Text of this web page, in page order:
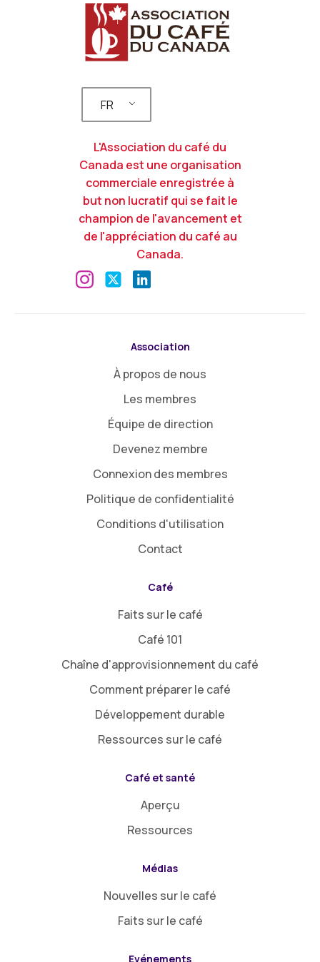
FR
L'Association du café du
Canada est une organisation
commerciale enregistrée à
but non lucratif qui se fait le
champion de l'avancement et
de l'appréciation du café au
Canada.
Association
À propos de nous
Les membres
Équipe de direction
Devenez membre
Connexion des membres
Politique de confidentialité
Conditions d'utilisation
Contact
Café
Faits sur le café
Café 101
Chaîne d'approvisionnement du café
Comment préparer le café
Développement durable
Ressources sur le café
Café et santé
Aperçu
Ressources
Médias
Nouvelles sur le café
Faits sur le café
Evénements